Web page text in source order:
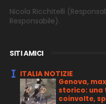
Nicola Ricchitelli
Responsabile).
SITI AMICI
ITALIA NOTIZIE
Genova,
storico: una
coinvolte,